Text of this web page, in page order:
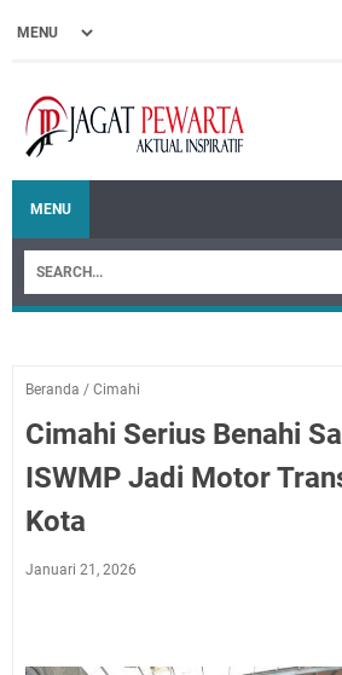
MENU
Beranda / Cimahi
Cimahi Serius Benahi
ISWMP Jadi Motor
Kota
Januari 21, 2026